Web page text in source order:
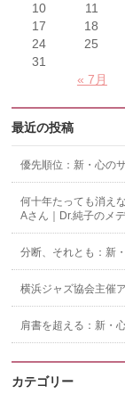
« 7月
10
11
17
18
24
25
31
最近の投稿
優先順位：新・心の
何十年たっても消え
Aさん｜Dr.純子のメ
分断、それとも：新
横浜ジャズ協会主催
肩書を超える：新・
カテゴリー